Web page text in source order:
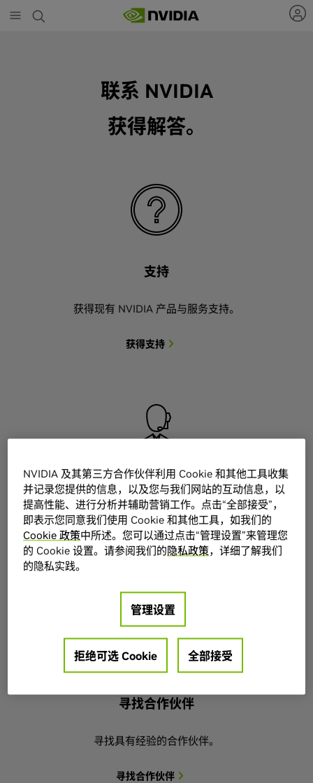
to
联系 NVIDIA
获得解答。
支持
获得现有 NVIDIA 产品与服务支持。
获得支持
销售业务
与 NVIDIA 销售代表人员联系及获取购买信息。
联系销售
寻找合作伙伴
寻找具有经验的合作伙伴。
寻找合作伙伴
NVIDIA 及其第三方合作伙伴利用 Cookie 和其他工具收集
并记录您提供的信息，以及您与我们网站的互动信息，以
提高性能、进行分析并辅助营销工作。点击“全部接受”，
即表示您同意我们使用 Cookie 和其他工具，如我们的
Cookie 政策中所述。您可以通过点击“管理设置”来管理您
的 Cookie 设置。请参阅我们的隐私政策，详细了解我们
的隐私实践。
管理设置
拒绝可选 Cookie 全部接受